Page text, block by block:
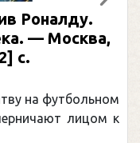
Роналду.
— Москва,
с.
на футбольном
лицом к